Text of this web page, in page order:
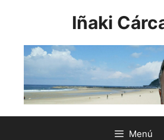
contenido
Iñaki
Menú